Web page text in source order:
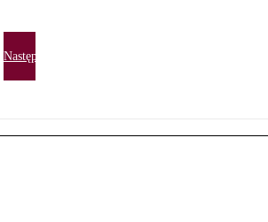
Następna